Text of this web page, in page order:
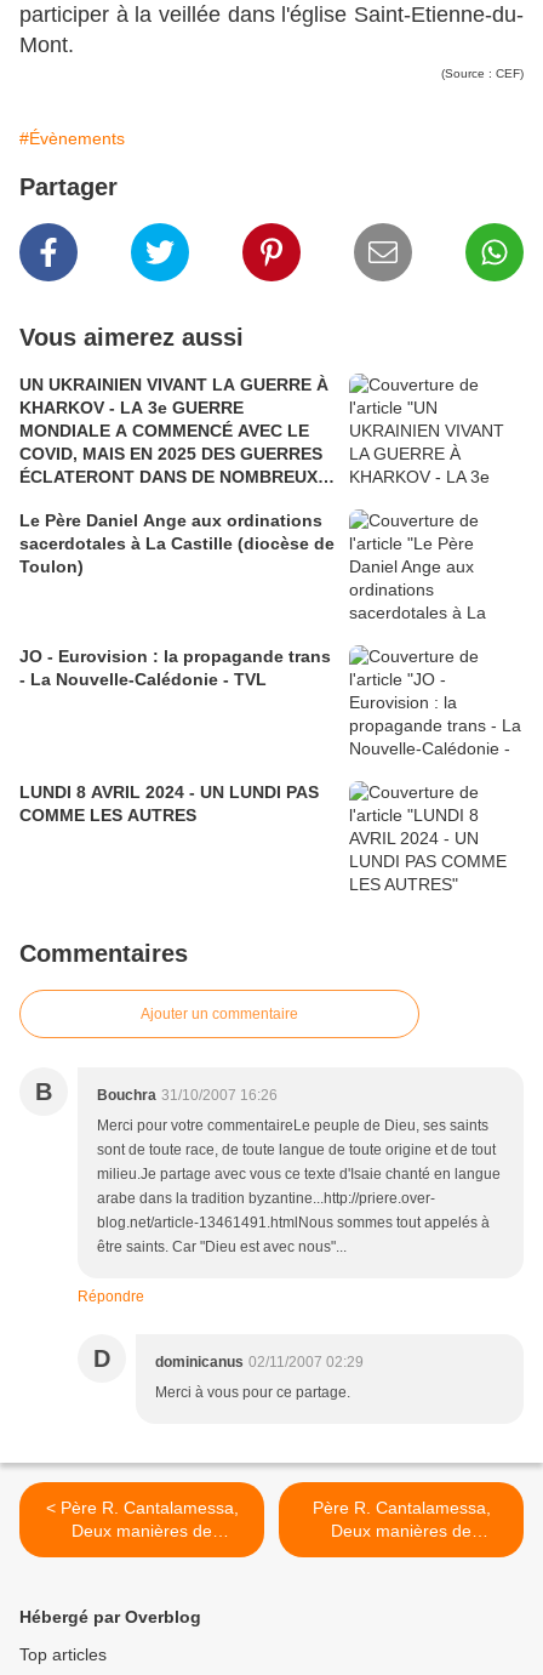
participer à la veillée dans l'église Saint-Etienne-du-
Mont.
(Source : CEF)
#Évènements
Partager
Vous aimerez aussi
UN UKRAINIEN VIVANT LA GUERRE À
KHARKOV - LA 3e GUERRE
MONDIALE A COMMENCÉ AVEC LE
COVID, MAIS EN 2025 DES GUERRES
ÉCLATERONT DANS DE NOMBREUX
Le Père Daniel Ange aux ordinations
sacerdotales à La Castille (diocèse de
Toulon)
JO - Eurovision : la propagande trans
- La Nouvelle-Calédonie - TVL
LUNDI 8 AVRIL 2024 - UN LUNDI PAS
COMME LES AUTRES
Commentaires
Ajouter un commentaire
B Bouchra 31/10/2007 16:26
Merci pour votre commentaireLe peuple de Dieu, ses saints
sont de toute race, de toute langue de toute origine et de tout
milieu.Je partage avec vous ce texte d'Isaie chanté en langue
arabe dans la tradition byzantine...http://priere.over-
blog.net/article-13461491.htmlNous sommes tout appelés à
être saints. Car "Dieu est avec nous"...
Répondre
D dominicanus 02/11/2007 02:29
Merci à vous pour ce partage.
< Père R. Cantalamessa,
Deux manières de
concevoir le salut (suite)
Père R. Cantalamessa,
Deux manières de
concevoir le salut (fin) >
Hébergé par Overblog
Top articles